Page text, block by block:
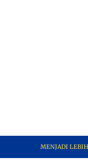
MENJADI LEBIH BAIK